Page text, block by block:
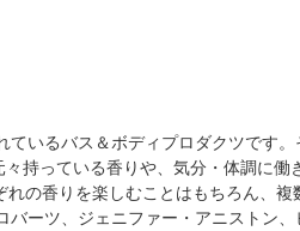
いるバス＆ボディプロダクツです。
持っている香りや、気分・体調に働
の香りを楽しむことはもちろん、
ーツ、ジェニファー・アニストン